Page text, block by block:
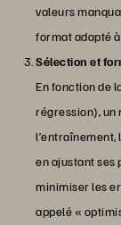
valeurs
format adapté
Sélection et
En fonction de
régression), un
en ajustant
minimiser les
appelé «